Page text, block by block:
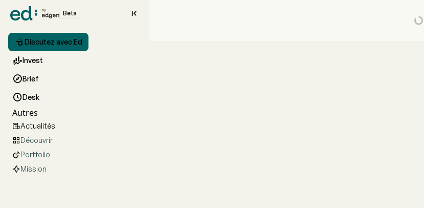
Beta 
 Discutez avec Ed
Invest
Brief
Desk
Autres
Actualités
Découvrir
Portfolio
Mission